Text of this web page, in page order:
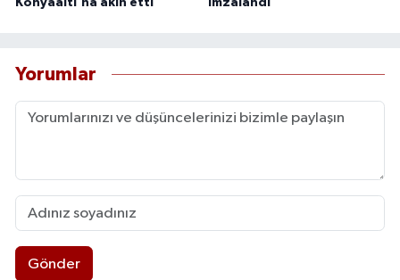
Konyaaltı'na akın etti imzalandı
Yorumlar
Gönder